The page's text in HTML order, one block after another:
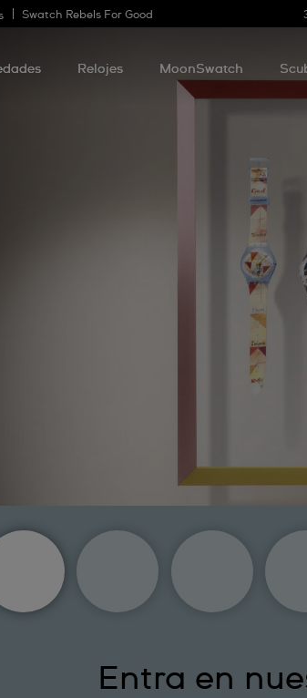
Swatch Rebels For Good
Relojes MoonSwatch
Entra en